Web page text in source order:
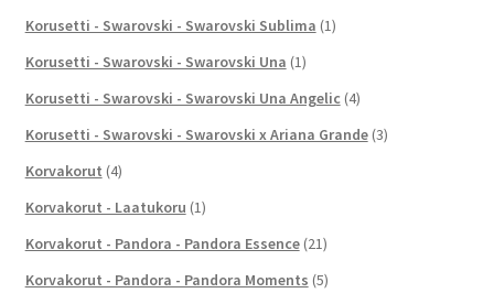
Korusetti - Swarovski - Swarovski Sublima (1)
Korusetti - Swarovski - Swarovski Una (1)
Korusetti - Swarovski - Swarovski Una Angelic (4)
Korusetti - Swarovski - Swarovski x Ariana Grande (3)
Korvakorut (4)
Korvakorut - Laatukoru (1)
Korvakorut - Pandora - Pandora Essence (21)
Korvakorut - Pandora - Pandora Moments (5)